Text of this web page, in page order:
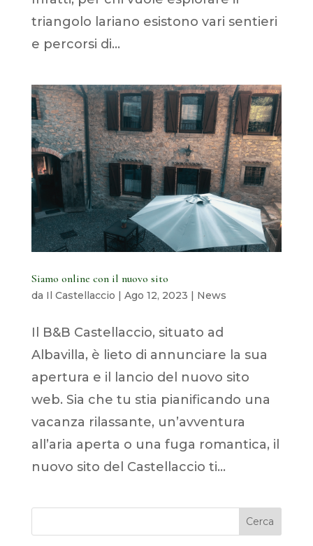
triangolo lariano esistono vari sentieri
e percorsi di...
Siamo online con il nuovo sito
da Il Castellaccio | Ago 12, 2023 | News
Il B&B Castellaccio, situato ad
Albavilla, è lieto di annunciare la sua
apertura e il lancio del nuovo sito
web. Sia che tu stia pianificando una
vacanza rilassante, un’avventura
all’aria aperta o una fuga romantica, il
nuovo sito del Castellaccio ti...
Cerca